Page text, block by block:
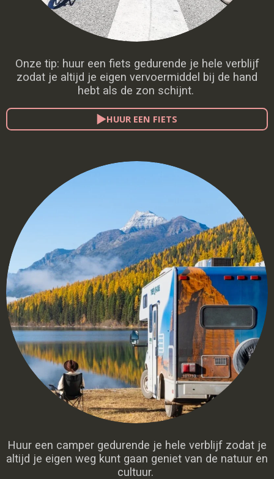
Onze tip: huur een fiets gedurende je hele verblijf
zodat je altijd je eigen vervoermiddel bij de hand
hebt als de zon schijnt.
HUUR EEN FIETS
Huur een camper gedurende je hele verblijf zodat je
altijd je eigen weg kunt gaan geniet van de natuur en
cultuur.